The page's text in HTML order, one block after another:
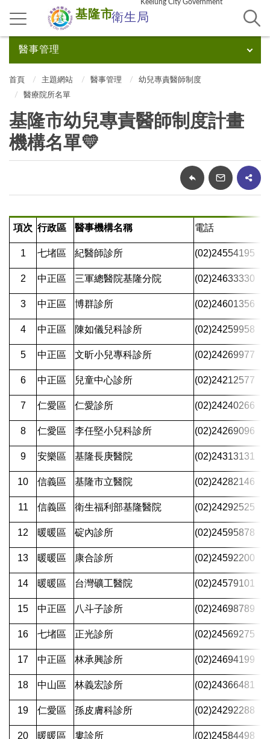
基隆市衛生局
Keelung City Government
醫事管理
首頁 主題網站 醫事管理
幼兒專責醫師制度
醫療院所名單
基隆市幼兒專責醫師制度計畫
機構名單💛
項次 行政區 醫事機構名稱 電話
1 七堵區 紀醫師診所 (02)24554195
2 中正區 三軍總醫院基隆分院 (02)24633330
3 中正區 博群診所 (02)24601356
4 中正區 陳如儀兒科診所 (02)24259958
5 中正區 文昕小兒專科診所 (02)24269977
6 中正區 兒童中心診所 (02)24212577
7 仁愛區 仁愛診所 (02)24240266
8 仁愛區 李任堅小兒科診所 (02)24269096
9 安樂區 基隆長庚醫院 (02)24313131
10 信義區 基隆市立醫院 (02)24282146
11 信義區 衛生福利部基隆醫院 (02)24292525
12 暖暖區 碇內診所 (02)24595878
13 暖暖區 康合診所 (02)24592200
14 暖暖區 台灣礦工醫院 (02)24579101
15 中正區 八斗子診所 (02)24698789
16 七堵區 正光診所 (02)24569275
17 中正區 林承興診所 (02)24694199
18 中山區 林義宏診所 (02)24366481
19 仁愛區 孫皮膚科診所 (02)24292288
20 暖暖區 婁診所 (02)24584498